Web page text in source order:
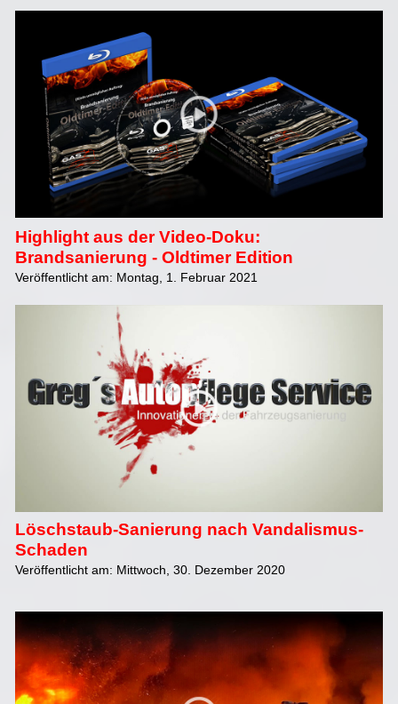
Highlight aus der Video-Doku:
Brandsanierung - Oldtimer Edition
Veröffentlicht am: Montag, 1. Februar 2021
Löschstaub-Sanierung nach Vandalismus-
Schaden
Veröffentlicht am: Mittwoch, 30. Dezember 2020